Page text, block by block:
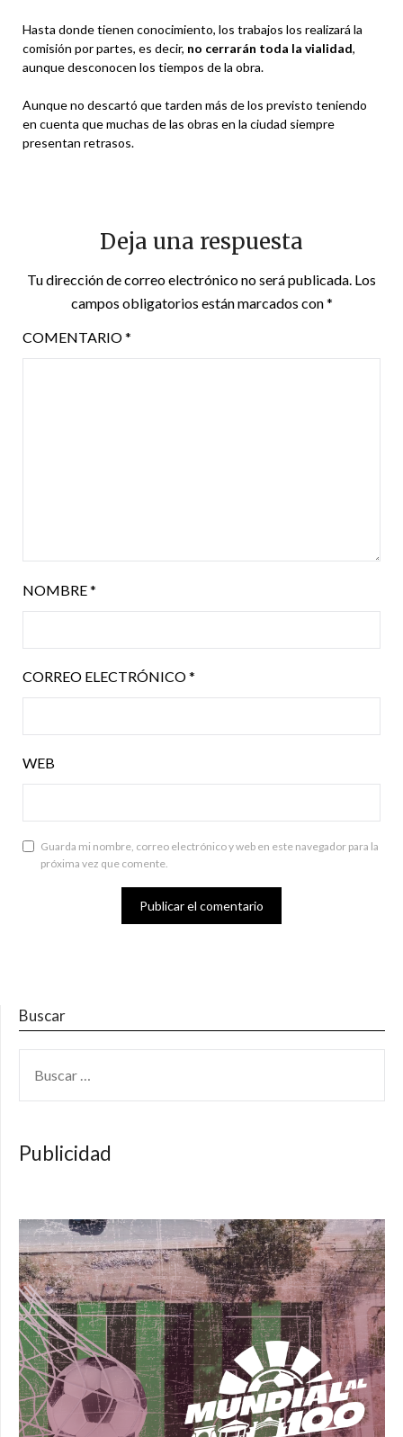
Hasta donde tienen conocimiento, los trabajos los realizará la
comisión por partes, es decir, no cerrarán toda la vialidad,
aunque desconocen los tiempos de la obra.
Aunque no descartó que tarden más de los previsto teniendo
en cuenta que muchas de las obras en la ciudad siempre
presentan retrasos.
Deja una respuesta
Tu dirección de correo electrónico no será publicada. Los
campos obligatorios están marcados con*
COMENTARIO*
NOMBRE*
CORREO ELECTRÓNICO*
WEB
Guarda mi nombre, correo electrónico y web en este navegador para la
próxima vez que comente.
Buscar
Publicidad